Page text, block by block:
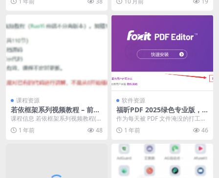
次公开) ​ ...
课程资源
若依框架系列视频教程 – 前端
不分离版本 – 带源码课件
课程信息 若依框架系列视频教程(R
uoYi (opens new window)...
1 年前 48
软件资源
福昕PDF 2025绿色专业版，
支持PDF编辑/转换/合并/拆分
等
作为每天被 PDF 文件淹没的打工
人，谁没经历过「找工具 5 分钟，
编辑 10 ...
1 年前 46